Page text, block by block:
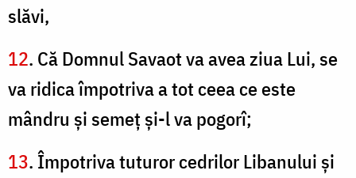
slăvi,
12. Că Domnul Savaot va avea ziua Lui, se
va ridica împotriva a tot ceea ce este
mândru şi semeţ şi-l va pogorî;
13. Împotriva tuturor cedrilor Libanului şi